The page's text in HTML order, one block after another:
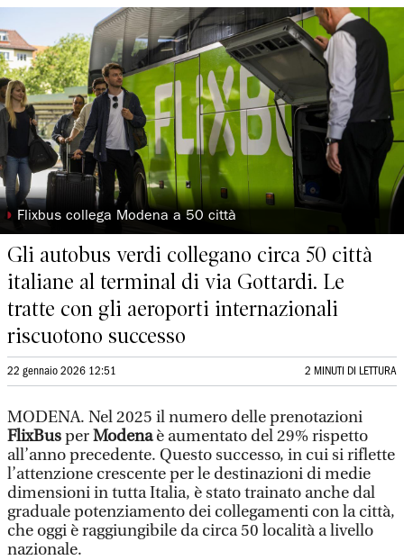
◗ Flixbus collega Modena a 50 città
Gli autobus verdi collegano circa 50 città
italiane al terminal di via Gottardi. Le
tratte con gli aeroporti internazionali
riscuotono successo
22 gennaio 2026 12:51 2 MINUTI DI LETTURA
MODENA. Nel 2025 il numero delle prenotazioni
FlixBusperModenaè aumentato del 29% rispetto
all’anno precedente. Questo successo, in cui si riflette
l’attenzione crescente per le destinazioni di medie
dimensioni in tutta Italia, è stato trainato anche dal
graduale potenziamento dei collegamenti con la città,
che oggi è raggiungibile da circa 50 località a livello
nazionale.